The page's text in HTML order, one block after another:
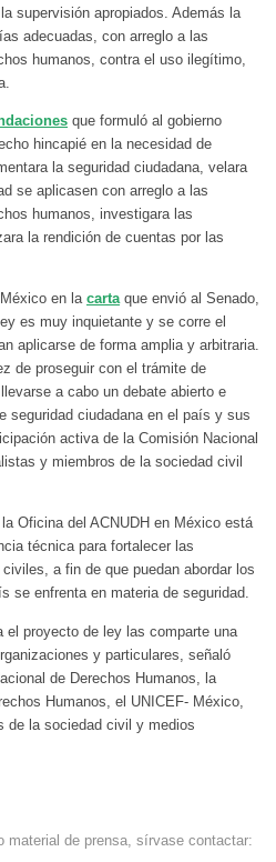
supervisión apropiados. Además la
adecuadas, con arreglo a las
humanos, contra el uso ilegítimo,
que formuló al gobierno
hincapié en la necesidad de
la seguridad ciudadana, velara
se aplicasen con arreglo a las
humanos, investigara las
la rendición de cuentas por las
en la cartaque envió al Senado,
es muy inquietante y se corre el
aplicarse de forma amplia y arbitraria.
de proseguir con el trámite de
a cabo un debate abierto e
seguridad ciudadana en el país y sus
activa de la Comisión Nacional
y miembros de la sociedad civil
Oficina del ACNUDH en México está
técnica para fortalecer las
a fin de que puedan abordar los
se enfrenta en materia de seguridad.
el proyecto de ley las comparte una
y particulares, señaló
de Derechos Humanos, la
Humanos, el UNICEF- México,
de la sociedad civil y medios
material de prensa, sírvase contactar: